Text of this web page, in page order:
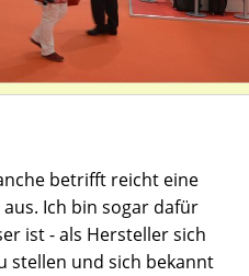
betrifft reicht eine
aus. Ich bin sogar dafür
ist - als Hersteller sich
stellen und sich bekannt